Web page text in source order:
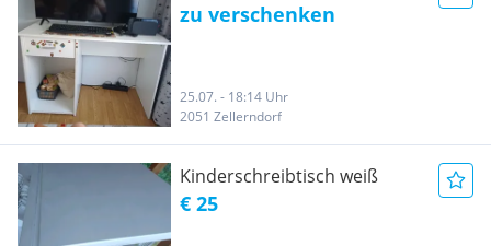
zu verschenken
25.07. - 18:14 Uhr
2051 Zellerndorf
Kinderschreibtisch weiß
€ 25